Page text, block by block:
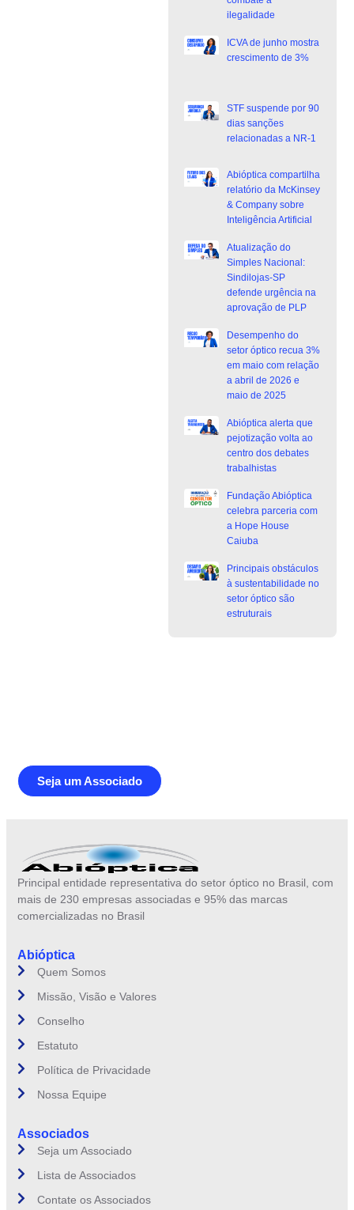
ilegalidade
ICVA de junho mostra
crescimento de 3%
STF suspende por 90
dias sanções
relacionadas a NR-1
Abióptica compartilha
relatório da McKinsey
& Company sobre
Inteligência Artificial
Atualização do
Simples Nacional:
Sindilojas-SP
defende urgência na
aprovação de PLP
Desempenho do
setor óptico recua 3%
em maio com relação
a abril de 2026 e
maio de 2025
Abióptica alerta que
pejotização volta ao
centro dos debates
trabalhistas
Fundação Abióptica
celebra parceria com
a Hope House
Caiuba
Principais obstáculos
à sustentabilidade no
setor óptico são
estruturais
Seja um Associado
Principal entidade representativa do setor óptico no Brasil, com
mais de 230 empresas associadas e 95% das marcas
comercializadas no Brasil
Abióptica
Quem Somos
Missão, Visão e Valores
Conselho
Estatuto
Política de Privacidade
Nossa Equipe
Associados
Seja um Associado
Lista de Associados
Contate os Associados